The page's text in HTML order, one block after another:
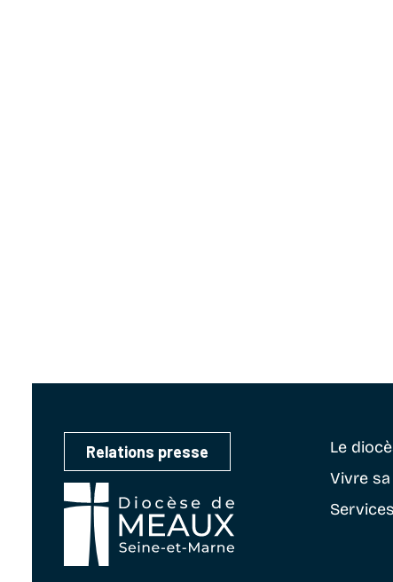
Relations presse Le
Vivre